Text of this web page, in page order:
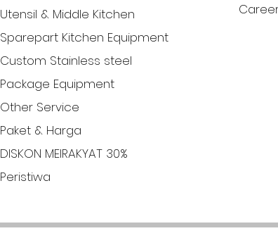
Utensil & Middle Kitchen
Sparepart Kitchen Equipment
Custom Stainless steel
Package Equipment
Other Service
Paket & Harga
DISKON MEIRAKYAT 30%
Peristiwa